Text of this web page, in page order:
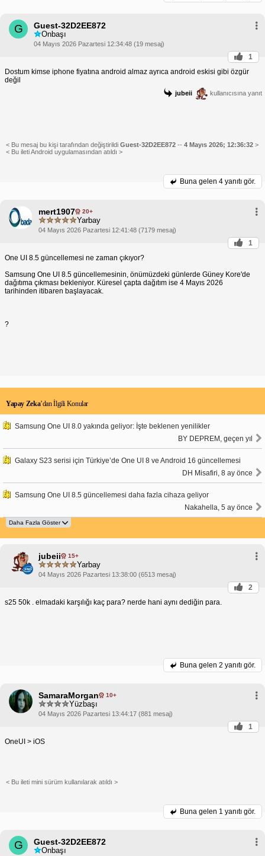
G Guest-32D2EE872
Onbaşı
04 Mayıs 2026 Pazartesi 12:34:48 (19 mesaj)
1
Dostum kimse iphone fiyatına android almaz ayrıca android eskisi gibi özgür
değil
jubeii kullanıcısına yanıt
< Bu mesaj bu kişi tarafından değiştirildi Guest-32D2EE872 -- 4 Mayıs 2026; 12:36:32 >
< Bu ileti Android uygulamasından atıldı >
Buna gelen 4 yanıtı gör.
mert1907 20+
Yarbay
04 Mayıs 2026 Pazartesi 12:41:48 (7179 mesaj)
1
One UI 8.5 güncellemesi ne zaman çıkıyor?
Samsung One UI 8.5 güncellemesinin, önümüzdeki günlerde Güney Kore'de
dağıtıma çıkması bekleniyor. Küresel çapta dağıtım ise 4 Mayıs 2026
tarihinden itibaren başlayacak.
?
Yapay Zeka’dan İlgili Konular
Samsung One UI 8.0 yakında geliyor: İşte beklenen yenilikler
BY DEPREM, geçen yıl
Galaxy S23 serisi için Türkiye’de One UI 8 ve Android 16 güncellemesi
DH Misafiri, 8 ay önce
Samsung One UI 8.5 güncellemesi daha fazla cihaza geliyor
Nakahella, 5 ay önce
jubeii 15+
Yarbay
04 Mayıs 2026 Pazartesi 13:38:00 (6513 mesaj)
2
s25 50k . elmadaki karşılığı kaç para? nerde hani aynı dediğin para.
Buna gelen 2 yanıtı gör.
SamaraMorgan 10+
Yüzbaşı
04 Mayıs 2026 Pazartesi 13:44:17 (881 mesaj)
1
OneUI > iOS
< Bu ileti mini sürüm kullanılarak atıldı >
Buna gelen 1 yanıtı gör.
G Guest-32D2EE872
Onbaşı